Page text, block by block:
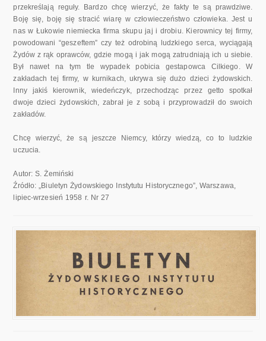
przekreślają reguły. Bardzo chcę wierzyć, że fakty te są prawdziwe.
Boję się, boję się stracić wiarę w człowieczeństwo człowieka. Jest u
nas w Łukowie niemiecka firma sku­pu jaj i drobiu. Kierownicy tej firmy,
powodowani “geszeftem” czy też odrobiną ludzkiego serca, wyciągają
Żydów z rąk oprawców, gdzie mogą i jak mogą zatrudniają ich u siebie.
Był nawet na tym tle wypadek po­bicia gestapowca Cilkiego. W
zakładach tej firmy, w kurnikach, ukrywa się dużo dzieci żydowskich.
Inny jakiś kierownik, wiedeńczyk, przecho­dząc przez getto spotkał
dwoje dzieci żydowskich, zabrał je z sobą i przy­prowadził do swoich
zakładów.
Chcę wierzyć, że są jeszcze Niemcy, którzy wiedzą, co to ludzkie
uczucia.
Autor: S. Żemiński
Źródło: „Biuletyn Żydowskiego Instytutu Historycznego”, Warszawa,
lipiec-wrzesień 1958 r. Nr 27